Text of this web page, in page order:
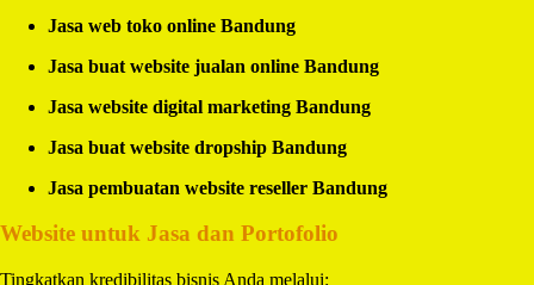
Jasa web toko online Bandung
Jasa buat website jualan online Bandung
Jasa website digital marketing Bandung
Jasa buat website dropship Bandung
Jasa pembuatan website reseller Bandung
Website untuk Jasa dan Portofolio
Tingkatkan kredibilitas bisnis Anda melalui: